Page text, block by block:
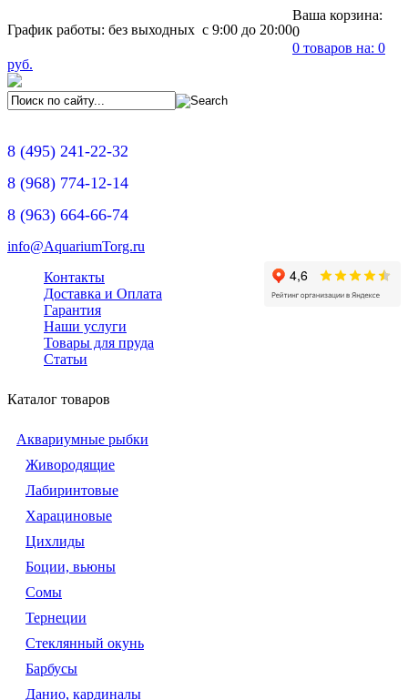
График работы: без выходных с 9:00 до 20:00
Ваша корзина:
0
0 товаров на: 0
руб.
8 (495) 241-22-32
8 (968) 774-12-14
8 (963) 664-66-74
info@AquariumTorg.ru
Контакты
Доставка и Оплата
Гарантия
Наши услуги
Товары для пруда
Статьи
Каталог товаров
Аквариумные рыбки
Живородящие
Лабиринтовые
Харациновые
Цихлиды
Боции, вьюны
Сомы
Тернеции
Стеклянный окунь
Барбусы
Данио, кардиналы